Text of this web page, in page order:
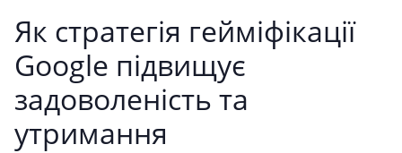
Як стратегія гейміфікації
Google підвищує
задоволеність та
утримання